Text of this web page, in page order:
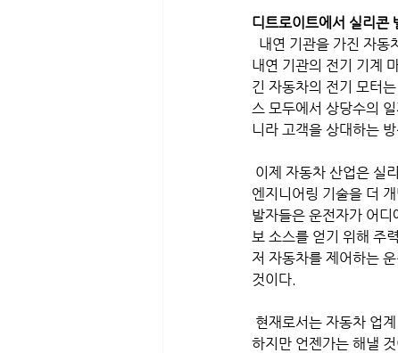
디트로이트에서 실리콘
내연 기관을 가진 자
내연 기관의 전기 기계
긴 자동차의 전기 모터
스 모두에서 상당수의
니라 고객을 상대하는
이제 자동차 산업은 실
엔지니어링 기술을 더
발자들은 운전자가 어
보 소스를 얻기 위해 주
저 자동차를 제어하는
것이다.
현재로서는 자동차 업
하지만 언젠가는 해낼